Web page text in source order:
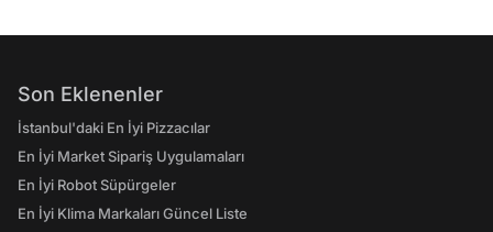
Son Eklenenler
İstanbul'daki En İyi Pizzacılar
En İyi Market Sipariş Uygulamaları
En İyi Robot Süpürgeler
En İyi Klima Markaları Güncel Liste